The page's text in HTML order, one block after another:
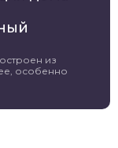
из
особенно